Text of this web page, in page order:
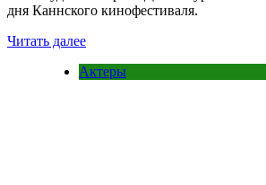
дня Каннского кинофестиваля.
Читать далее
Актеры